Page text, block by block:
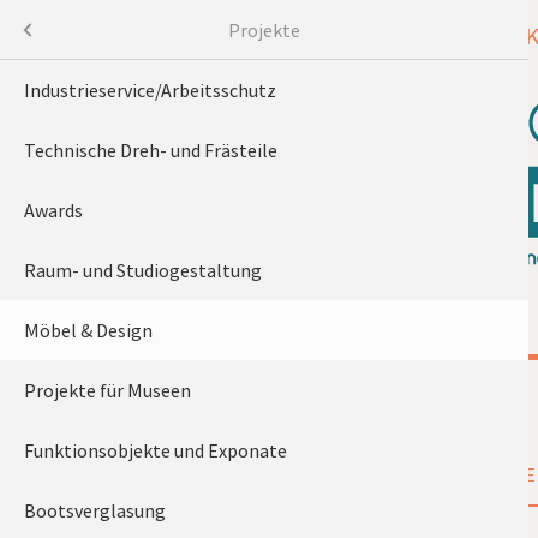
NAVIGATION
ÜBERSPRINGEN
WILLKOMMEN
FUNKTIONSOBJEKTE UND EXPONATE
Projekte
Industrieservice/Arbeitsschutz
Technische Dreh- und Frästeile
Awards
Raum- und Studiogestaltung
Möbel & Design
Projekte für Museen
Funktionsobjekte und Exponate
Bootsverglasung